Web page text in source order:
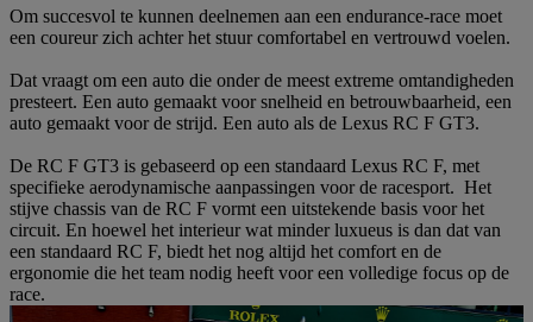
Om succesvol te kunnen deelnemen aan een endurance-race moet
een coureur zich achter het stuur comfortabel en vertrouwd voelen.
Dat vraagt om een auto die onder de meest extreme omtandigheden
presteert. Een auto gemaakt voor snelheid en betrouwbaarheid, een
auto gemaakt voor de strijd. Een auto als de Lexus RC F GT3.
De RC F GT3 is gebaseerd op een standaard Lexus RC F, met
specifieke aerodynamische aanpassingen voor de racesport. Het
stijve chassis van de RC F vormt een uitstekende basis voor het
circuit. En hoewel het interieur wat minder luxueus is dan dat van
een standaard RC F, biedt het nog altijd het comfort en de
ergonomie die het team nodig heeft voor een volledige focus op de
race.